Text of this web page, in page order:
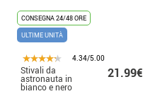
CONSEGNA 24/48 ORE
ULTIME UNITÀ
4.34/5.00
Stivali da
astronauta in
bianco e nero
21.99€